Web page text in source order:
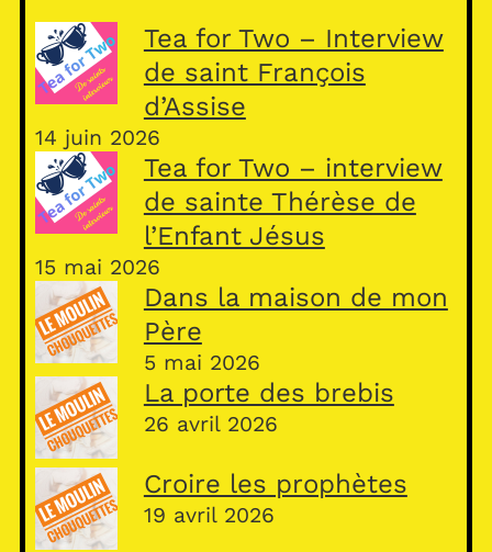
Tea for Two – Interview
de saint François
d’Assise
14 juin 2026
Tea for Two – interview
de sainte Thérèse de
l’Enfant Jésus
15 mai 2026
Dans la maison de mon
Père
5 mai 2026
La porte des brebis
26 avril 2026
Croire les prophètes
19 avril 2026